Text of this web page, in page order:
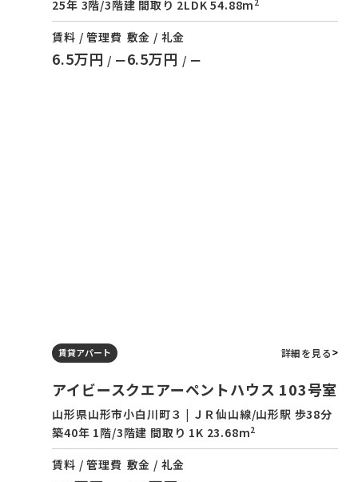
25年 3階/3階建 間取り 2LDK 54.88m
賃料 / 管理費
6.5万円 / ー
敷金 / 礼金
6.5万円 / ー
賃貸アパート 詳細を見る
アイビースクエアーペントハウス 103号室
山形県山形市小白川町３ | ＪＲ仙山線/山形駅 歩38分
築40年 1階/3階建 間取り 1K 23.68m2
賃料 / 管理費 敷金 / 礼金